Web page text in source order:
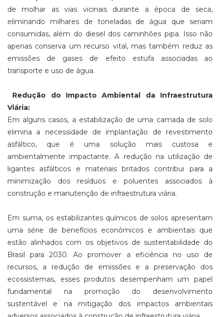
de molhar as vias vicinais durante a época de seca,
eliminando milhares de toneladas de água que seriam
consumidas, além do diesel dos caminhões pipa. Isso não
apenas conserva um recurso vital, mas também reduz as
emissões de gases de efeito estufa associadas ao
transporte e uso de água.
Redução do Impacto Ambiental da Infraestrutura
Viária:
Em alguns casos, a estabilização de uma camada de solo
elimina a necessidade de implantação de revestimento
asfáltico, que é uma solução mais custosa e
ambientalmente impactante. A redução na utilização de
ligantes asfálticos e materiais britados contribui para a
minimização dos resíduos e poluentes associados à
construção e manutenção de infraestrutura viária.
Em suma, os estabilizantes químicos de solos apresentam
uma série de benefícios econômicos e ambientais que
estão alinhados com os objetivos de sustentabilidade do
Brasil para 2030. Ao promover a eficiência no uso de
recursos, a redução de emissões e a preservação dos
ecossistemas, esses produtos desempenham um papel
fundamental na promoção do desenvolvimento
sustentável e na mitigação dos impactos ambientais